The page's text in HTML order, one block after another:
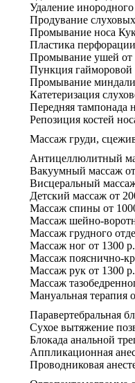
Удаление инородного
Продувание
Промывание носа
Пластика
Промывание ушей от
Пункция гайморовой
Промывание
Катетеризация
Передняя тампонада
Репозиция костей
Массаж груди,
Антицеллюлитный
Вакуумный массаж от
Висцеральный
Детский массаж от
Массаж спины от
Массаж шейно-
Массаж грудного
Массаж ног от 1300 р.
Массаж пояснично-
Массаж рук от 1300 р.
Массаж
Мануальная терапия
Паравертебральная
Сухое вытяжение
Блокада анальной
Аппликационная
Проводниковая